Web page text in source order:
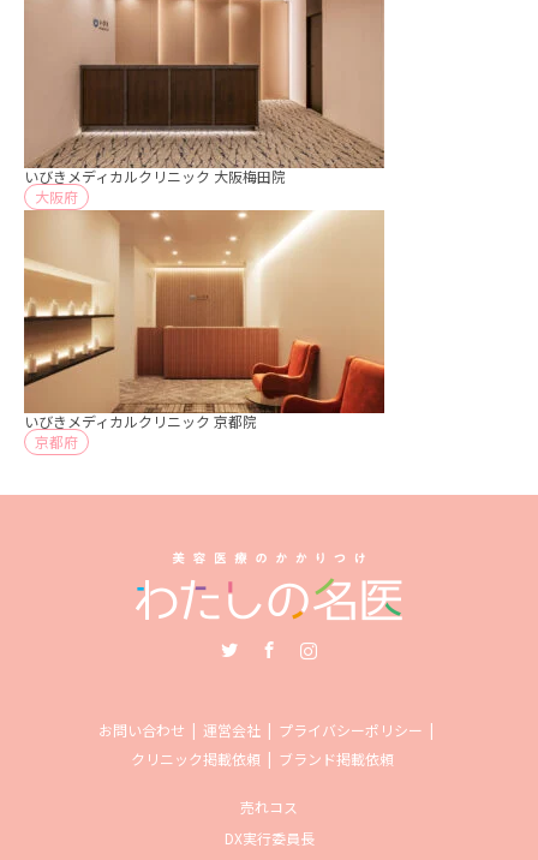
いびきメディカルクリニック 大阪梅田院
大阪府
いびきメディカルクリニック 京都院
京都府
お問い合わせ 運営会社
プライバシーポリシー
クリニック掲載依頼
ブランド掲載依頼
売れコス
DX実行委員長